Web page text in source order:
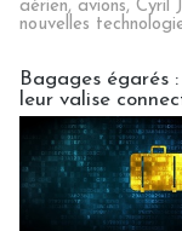
aérien, avions, Cyril
nouvelles
Bagages égarés
leur valise